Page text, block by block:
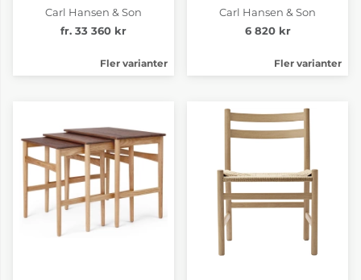
Carl Hansen & Son
fr. 33 360 kr
Fler varianter
Carl Hansen & Son
6 820 kr
Fler varianter